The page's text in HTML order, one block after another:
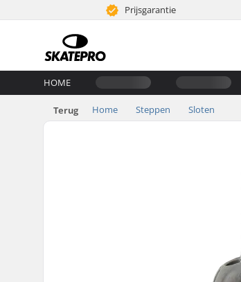
Prijsgarantie
HOME
Terug Home Steppen Sloten